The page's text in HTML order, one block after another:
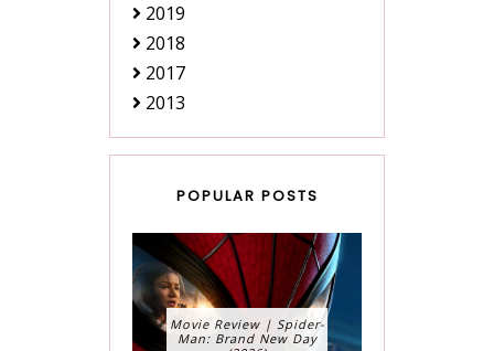
2019
2018
2017
2013
POPULAR POSTS
Movie Review | Spider-
Man: Brand New Day